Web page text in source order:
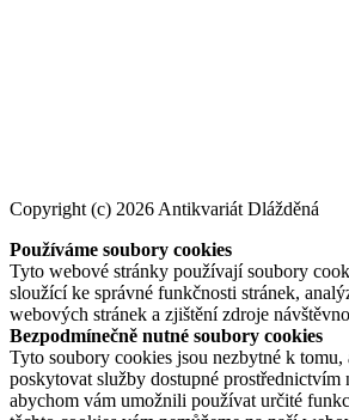
Copyright (c) 2026 Antikvariát Dlážděná
Používáme soubory cookies
Tyto webové stránky používají soubory
sloužící ke správné funkčnosti stránek,
webových stránek a zjištění zdroje
Bezpodmínečně nutné soubory cookies
Tyto soubory cookies jsou nezbytné k
poskytovat služby dostupné prostřednictvím
abychom vám umožnili používat určité